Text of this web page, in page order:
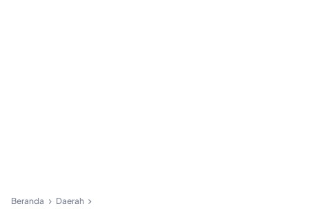
Beranda Daerah